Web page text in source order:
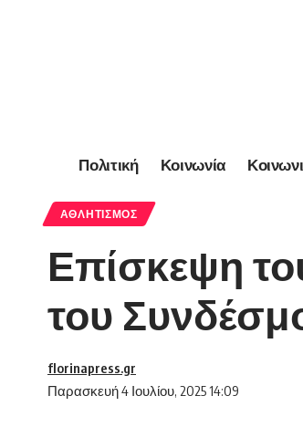
Πολιτική Κοινωνία
ΑΘΛΗΤΙΣΜΌΣ
Επίσκεψη
του
Παρασκευή 4 Ιουλίου, 2025 14:09
florinapress.gr